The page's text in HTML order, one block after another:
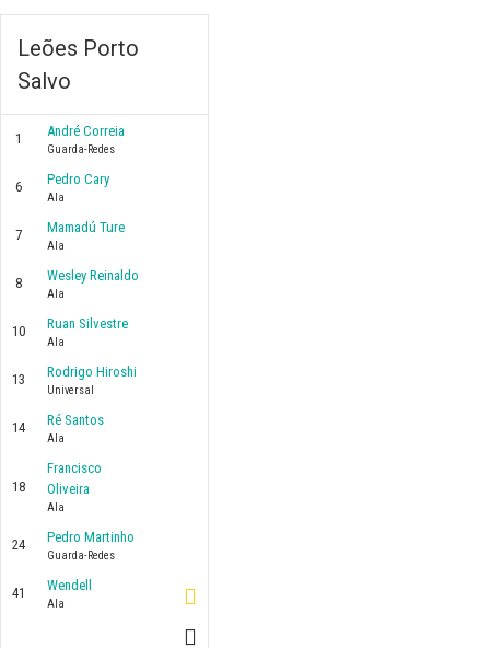
Leões Porto
Salvo
1 André Correia
Guarda-Redes
6 Pedro Cary
Ala
7 Mamadú Ture
Ala
8 Wesley Reinaldo
Ala
10 Ruan Silvestre
Ala
13 Rodrigo Hiroshi
Universal
14 Ré Santos
Ala
18
Francisco
Oliveira
Ala
24 Pedro Martinho
Guarda-Redes
41 Wendell
Ala